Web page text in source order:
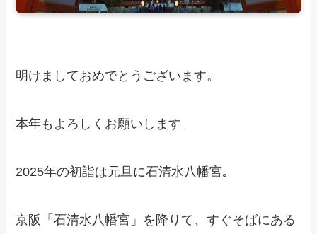
明けましておめでとうございます。
本年もよろしくお願いします。
2025年の初詣は元旦に石清水八幡宮｡
京阪「石清水八幡宮」を降りて、すぐそばにある